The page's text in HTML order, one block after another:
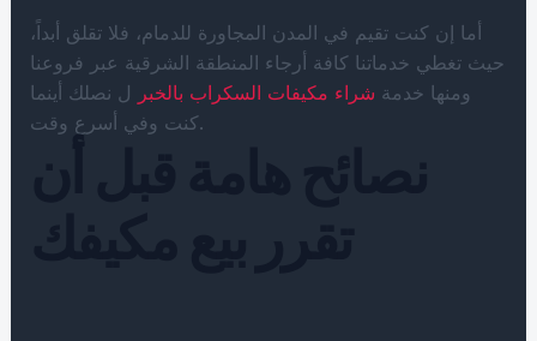
أما إن كنت تقيم في المدن المجاورة للدمام، فلا تقلق أبداً،
حيث تغطي خدماتنا كافة أرجاء المنطقة الشرقية عبر فروعنا
ومنها خدمة شراء مكيفات السكراب بالخبر ل نصلك أينما
كنت وفي أسرع وقت.